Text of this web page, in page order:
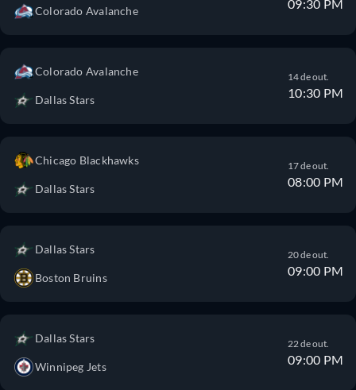
Colorado Avalanche 09:30 PM
Colorado Avalanche
Dallas Stars
14 de out.
10:30 PM
Chicago Blackhawks
Dallas Stars
17 de out.
08:00 PM
Dallas Stars
Boston Bruins
20 de out.
09:00 PM
Dallas Stars
Winnipeg Jets
22 de out.
09:00 PM